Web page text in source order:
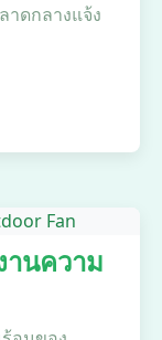
าดกลางแจ้ง
นความ